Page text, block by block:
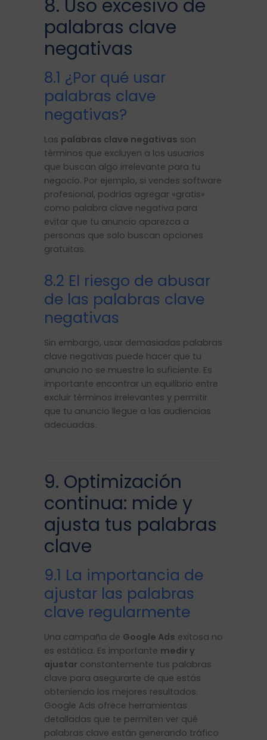
8. Uso excesivo de
palabras clave
negativas
8.1 ¿Por qué usar
palabras clave
negativas?
Las palabras clave negativas son
términos que excluyen a los usuarios
que buscan algo irrelevante para tu
negocio. Por ejemplo, si vendes software
profesional, podrías agregar «gratis»
como palabra clave negativa para
evitar que tu anuncio aparezca a
personas que solo buscan opciones
gratuitas.
8.2 El riesgo de abusar
de las palabras clave
negativas
Sin embargo, usar demasiadas palabras
clave negativas puede hacer que tu
anuncio no se muestre lo suficiente. Es
importante encontrar un equilibrio entre
excluir términos irrelevantes y permitir
que tu anuncio llegue a las audiencias
adecuadas.
9. Optimización
continua: mide y
ajusta tus palabras
clave
9.1 La importancia de
ajustar las palabras
clave regularmente
Una campaña de Google Ads exitosa no
es estática. Es importante medir y
ajustar constantemente tus palabras
clave para asegurarte de que estás
obteniendo los mejores resultados.
Google Ads ofrece herramientas
detalladas que te permiten ver qué
palabras clave están generando tráfico